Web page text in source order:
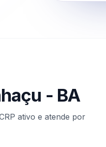
- BA
ativo e atende por